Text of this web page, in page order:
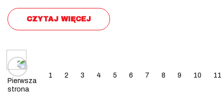
CZYTAJ WIĘCEJ
Posts navigation
Pierwsza
strona
1 2 3 4 5 6 7 8 9 10 11